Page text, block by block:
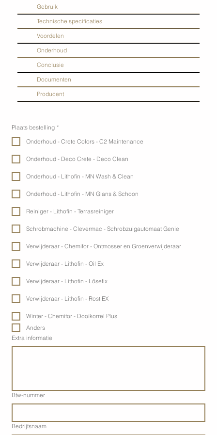
Gebruik
Technische specificaties
Voordelen
Onderhoud
Conclusie
Documenten
Producent
Plaats bestelling *
Onderhoud - Crete Colors - C2 Maintenance
Onderhoud - Deco Crete - Deco Clean
Onderhoud - Lithofin - MN Wash & Clean
Onderhoud - Lithofin - MN Glans & Schoon
Reiniger - Lithofin - Terrasreiniger
Schrobmachine - Clevermac - Schrobzuigautomaat Genie
Verwijderaar - Chemifor - Ontmosser en Groenverwijderaar
Verwijderaar - Lithofin - Oil Ex
Verwijderaar - Lithofin - Lösefix
Verwijderaar - Lithofin - Rost EX
Winter - Chemifor - Dooikorrel Plus
Anders
Extra informatie
Btw-nummer
Bedrijfsnaam